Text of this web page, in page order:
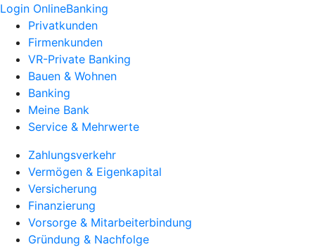
Login OnlineBanking
Privatkunden
Firmenkunden
VR-Private Banking
Bauen & Wohnen
Banking
Meine Bank
Service & Mehrwerte
Zahlungsverkehr
Vermögen & Eigenkapital
Versicherung
Finanzierung
Vorsorge & Mitarbeiterbindung
Gründung & Nachfolge